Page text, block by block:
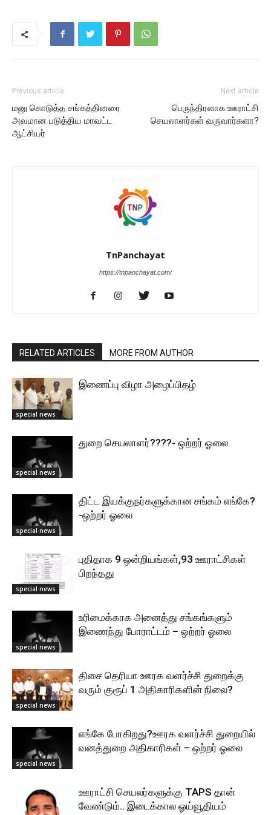
Previous article
மனு கொடுத்த சங்கத்தினரை
அவமான படுத்திய மாவட்ட
ஆட்சியர்
Next article
பெருந்திரளாக ஊராட்சி
செயலாளர்கள் வருவார்களா?
TnPanchayat
https://tnpanchayat.com/
RELATED ARTICLES MORE FROM AUTHOR
special news
இணைப்பு விழா அழைப்பிதழ்
special news
துறை செயலாளர்????- ஒற்றர் ஓலை
special news
திட்ட இயக்குநர்களுக்கான சங்கம் எங்கே?
-ஒற்றர் ஓலை
special news
புதிதாக 9 ஒன்றியங்கள்,93 ஊராட்சிகள்
பிறந்தது
special news
உரிமைக்காக அனைத்து சங்கங்களும்
இணைந்து போராட்டம் – ஒற்றர் ஓலை
special news
திசை தெரியா ஊரக வளர்ச்சி துறைக்கு
வரும் குரூப் 1 அதிகாரிகளின் நிலை?
special news
எங்கே போகிறது?ஊரக வளர்ச்சி துறையில்
வனத்துறை அதிகாரிகள் – ஒற்றர் ஓலை
ஊராட்சி செயலர்களுக்கு TAPS தான்
வேண்டும்.. இடைக்கால ஓய்வூதியம்